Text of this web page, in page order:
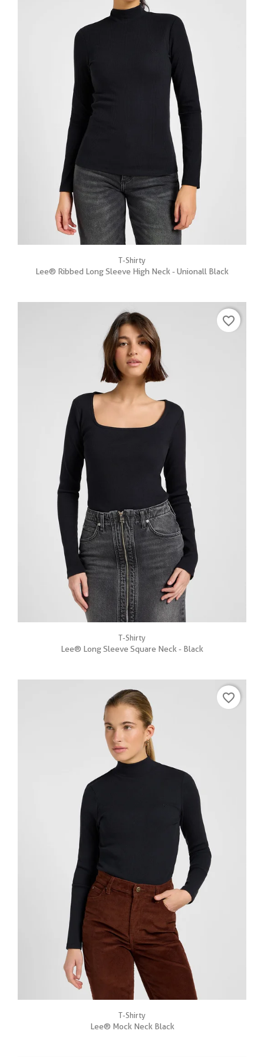
T-Shirty
Lee® Ribbed Long Sleeve High Neck - Unionall Black
T-Shirty
Lee® Long Sleeve Square Neck - Black
favorite_border
T-Shirty
Lee® Mock Neck Black
favorite_border